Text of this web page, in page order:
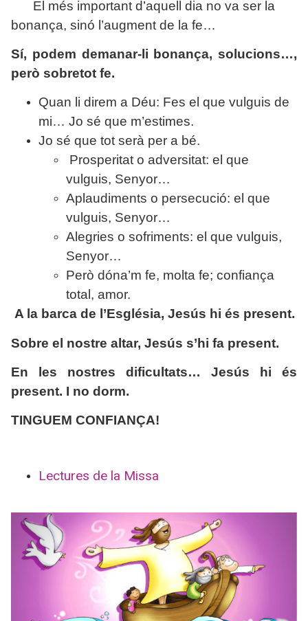
El més important d’aquell dia no va ser la
bonança, sinó l’augment de la fe…
Sí, podem demanar-li bonança, solucions…,
però sobretot fe.
Quan li direm a Déu: Fes el que vulguis de
mi… Jo sé que m’estimes.
Jo sé que tot serà per a bé.
Prosperitat o adversitat: el que
vulguis, Senyor…
Aplaudiments o persecució: el que
vulguis, Senyor…
Alegries o sofriments: el que vulguis,
Senyor…
Però dóna’m fe, molta fe; confiança
total, amor.
A la barca de l’Església, Jesús hi és present.
Sobre el nostre altar, Jesús s’hi fa present.
En les nostres dificultats… Jesús hi és
present. I no dorm.
TINGUEM CONFIANÇA!
Lectures de la Missa